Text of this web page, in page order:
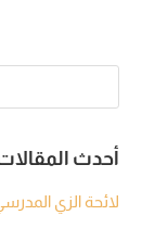
أحدث
لائحة الزي